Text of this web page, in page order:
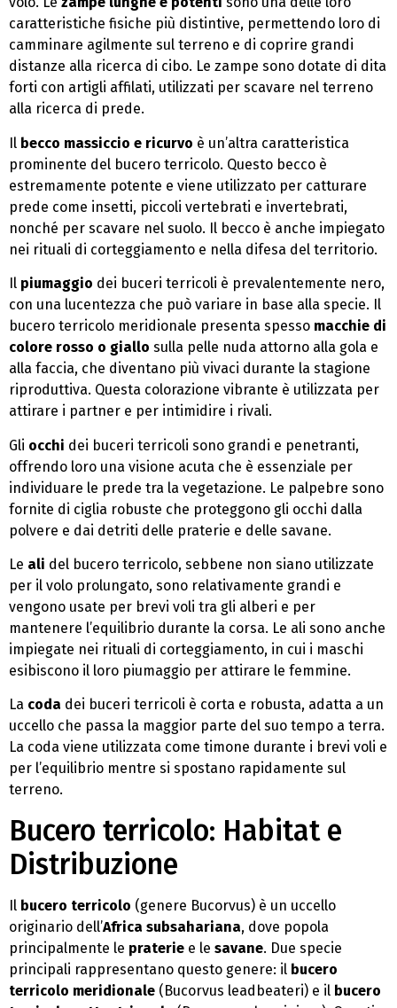
caratteristiche fisiche più distintive, permettendo loro di
camminare agilmente sul terreno e di coprire grandi
distanze alla ricerca di cibo. Le zampe sono dotate di dita
forti con artigli affilati, utilizzati per scavare nel terreno
alla ricerca di prede.
Il becco massiccio e ricurvo è un’altra caratteristica
prominente del bucero terricolo. Questo becco è
estremamente potente e viene utilizzato per catturare
prede come insetti, piccoli vertebrati e invertebrati,
nonché per scavare nel suolo. Il becco è anche impiegato
nei rituali di corteggiamento e nella difesa del territorio.
Il piumaggio dei buceri terricoli è prevalentemente nero,
con una lucentezza che può variare in base alla specie. Il
bucero terricolo meridionale presenta spesso macchie di
colore rosso o giallo sulla pelle nuda attorno alla gola e
alla faccia, che diventano più vivaci durante la stagione
riproduttiva. Questa colorazione vibrante è utilizzata per
attirare i partner e per intimidire i rivali.
Gli occhi dei buceri terricoli sono grandi e penetranti,
offrendo loro una visione acuta che è essenziale per
individuare le prede tra la vegetazione. Le palpebre sono
fornite di ciglia robuste che proteggono gli occhi dalla
polvere e dai detriti delle praterie e delle savane.
Le ali del bucero terricolo, sebbene non siano utilizzate
per il volo prolungato, sono relativamente grandi e
vengono usate per brevi voli tra gli alberi e per
mantenere l’equilibrio durante la corsa. Le ali sono anche
impiegate nei rituali di corteggiamento, in cui i maschi
esibiscono il loro piumaggio per attirare le femmine.
La coda dei buceri terricoli è corta e robusta, adatta a un
uccello che passa la maggior parte del suo tempo a terra.
La coda viene utilizzata come timone durante i brevi voli e
per l’equilibrio mentre si spostano rapidamente sul
terreno.
Bucero terricolo: Habitat e
Distribuzione
Il bucero terricolo (genere Bucorvus) è un uccello
originario dell’Africa subsahariana, dove popola
principalmente le praterie e le savane. Due specie
principali rappresentano questo genere: il bucero
terricolo meridionale (Bucorvus leadbeateri) e il bucero